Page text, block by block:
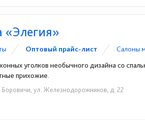
«Элегия»
Оптовый прайс-лист Cалоны
уголков необычного дизайна со
прихожие.
Боровичи, ул. Железнодорожников, д. 22